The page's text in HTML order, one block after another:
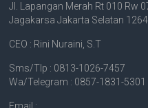
Jl. Lapangan Merah Rt 010 Rw
Jagakarsa Jakarta Selatan
CEO : Rini Nuraini, S.T
Sms/Tlp : 0813-1026-7457
Wa/Telegram : 0857-1831-5301